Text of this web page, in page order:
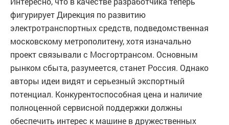
фигурирует Дирекция по развитию
электротранспортных средств, подведомственная
московскому метрополитену, хотя изначально
проект связывали с Мосгортрансом. Основным
рынком сбыта, разумеется, станет Россия. Однако
авторы идеи видят и серьезный экспортный
потенциал. Конкурентоспособная цена и наличие
полноценной сервисной поддержки должны
обеспечить интерес к машине в дружественных